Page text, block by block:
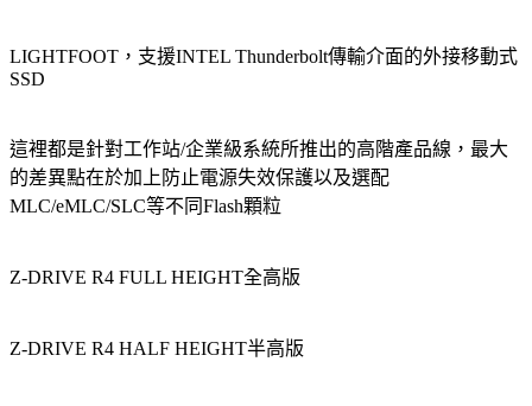
LIGHTFOOT，支援INTEL Thunderbolt傳輸介面的外接移動式
SSD
這裡都是針對工作站/企業級系統所推出的高階產品線，最大
的差異點在於加上防止電源失效保護以及選配
MLC/eMLC/SLC等不同Flash顆粒
Z-DRIVE R4 FULL HEIGHT全高版
Z-DRIVE R4 HALF HEIGHT半高版